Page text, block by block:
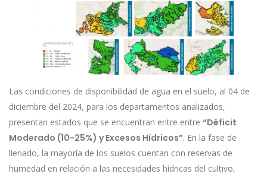
Las condiciones de disponibilidad de agua en el suelo, al 04 de
diciembre del 2024, para los departamentos analizados,
presentan estados que se encuentran entre entre “Déficit
Moderado (10-25%) y Excesos Hídricos”. En la fase de
llenado, la mayoría de los suelos cuentan con reservas de
humedad en relación a las necesidades hídricas del cultivo,